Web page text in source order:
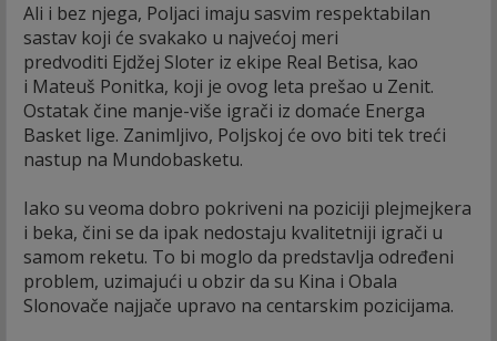
Ali i bez njega, Poljaci imaju sasvim respektabilan
sastav koji će svakako u najvećoj meri
predvoditi Ejdžej Sloter iz ekipe Real Betisa, kao
i Mateuš Ponitka, koji je ovog leta prešao u Zenit.
Ostatak čine manje-više igrači iz domaće Energa
Basket lige. Zanimljivo, Poljskoj će ovo biti tek treći
nastup na Mundobasketu.
Iako su veoma dobro pokriveni na poziciji plejmejkera
i beka, čini se da ipak nedostaju kvalitetniji igrači u
samom reketu. To bi moglo da predstavlja određeni
problem, uzimajući u obzir da su Kina i Obala
Slonovače najjače upravo na centarskim pozicijama.